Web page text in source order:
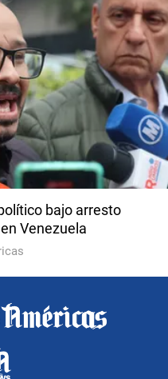
bajo arresto
Venezuela